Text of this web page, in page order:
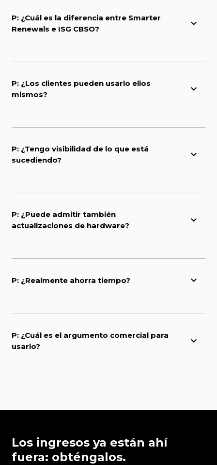
P: ¿Cuál es la diferencia entre Smarter
Renewals e ISG CBSO?
P: ¿Los clientes pueden usarlo ellos
mismos?
P: ¿Tengo visibilidad de lo que está
sucediendo?
P: ¿Puede admitir también
actualizaciones de hardware?
P: ¿Realmente ahorra tiempo?
P: ¿Cuál es el argumento comercial para
usarlo?
Los ingresos ya están ahí
fuera: obténgalos.